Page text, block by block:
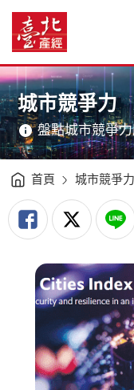
臺
北
市
名
亞
洲
第
6
臺
北
臺
經
訊
網
網
站
主
單
主
意
境
城市競爭力
盤點城市競爭
首頁 城市競爭力